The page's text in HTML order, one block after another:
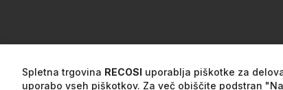
Spletna trgovina RECOSI uporablja piškotke za
uporabo vseh piškotkov. Za več obiščite podstran